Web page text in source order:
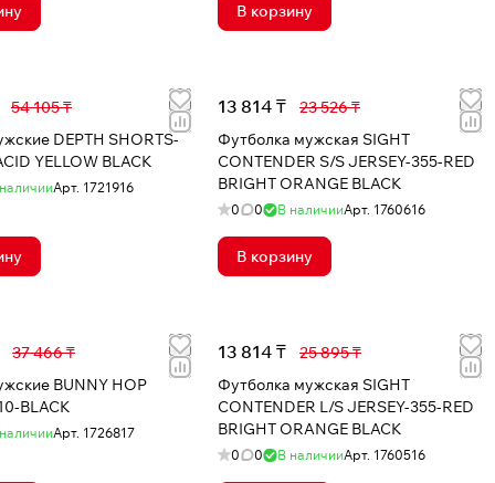
В корзину
54 105 ₸
DEPTH SHORTS-
YELLOW BLACK
Арт. 1721916
13 814 ₸
23 526 ₸
Футболка мужская SIGHT
CONTENDER S/S JERSEY-355-RED
BRIGHT ORANGE BLACK
0 0 В наличииАрт. 1760616
В корзину
37 466 ₸
BUNNY HOP
BLACK
Арт. 1726817
13 814 ₸
25 895 ₸
Футболка мужская SIGHT
CONTENDER L/S JERSEY-355-RED
BRIGHT ORANGE BLACK
0 0 В наличииАрт. 1760516